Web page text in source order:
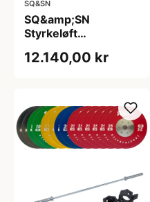
SQ&SN
SQ&amp;SN
Styrkeløft
kg Farvet + 20 kg
12.140,00 kr